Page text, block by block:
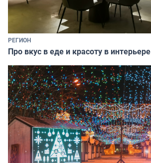
РЕГИОН
Про вкус в еде и красоту в интерьере